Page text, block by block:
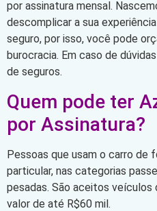
por assinatura mensal.
descomplicar a sua
seguro, por isso, você pode
burocracia. Em caso de
de seguros.
Quem pode ter
por Assinatura?
Pessoas que usam o carro de
particular, nas categorias
pesadas. São aceitos veículos
valor de até R$60 mil.